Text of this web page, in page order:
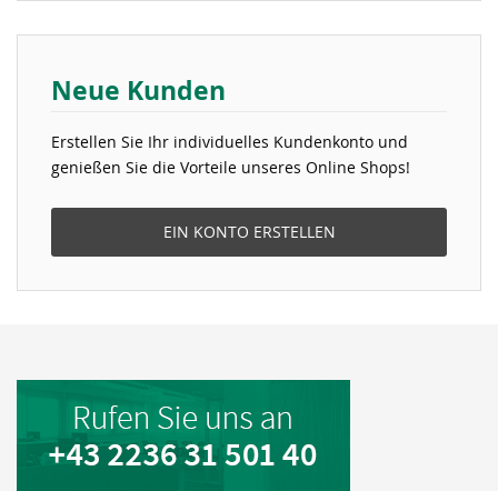
Neue Kunden
Erstellen Sie Ihr individuelles Kundenkonto und
genießen Sie die Vorteile unseres Online Shops!
EIN KONTO ERSTELLEN